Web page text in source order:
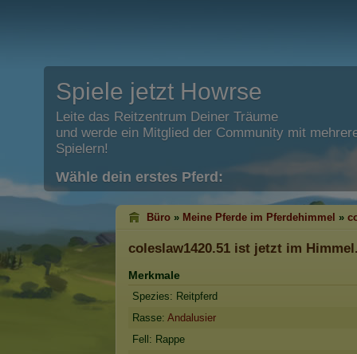
Spiele jetzt Howrse
Leite das Reitzentrum Deiner Träume
und werde ein Mitglied der Community mit
Spielern!
Wähle dein erstes Pferd:
Büro » Meine Pferde im Pferdehimmel »
coleslaw1420.51 ist jetzt im
Merkmale
Spezies: Reitpferd
Rasse: Andalusier
Fell: Rappe